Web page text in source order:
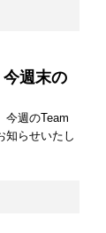
週末の
今週のTeam
知らせいたし